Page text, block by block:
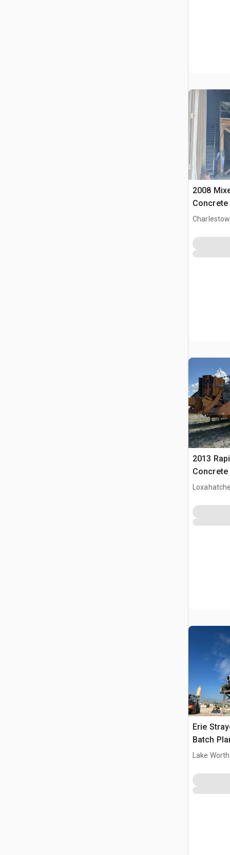
2008
Concrete
2013
Concrete
Erie
Batch
Lake